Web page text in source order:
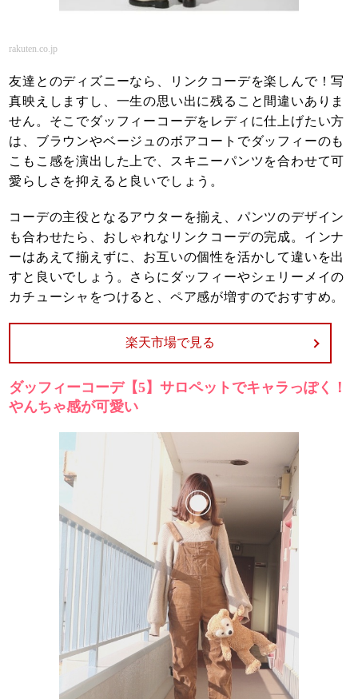
rakuten.co.jp
友達とのディズニーなら、リンクコーデを楽しんで！写
真映えしますし、一生の思い出に残ること間違いありま
せん。そこでダッフィーコーデをレディに仕上げたい方
は、ブラウンやベージュのボアコートでダッフィーのも
こもこ感を演出した上で、スキニーパンツを合わせて可
愛らしさを抑えると良いでしょう。
コーデの主役となるアウターを揃え、パンツのデザイン
も合わせたら、おしゃれなリンクコーデの完成。インナ
ーはあえて揃えずに、お互いの個性を活かして違いを出
すと良いでしょう。さらにダッフィーやシェリーメイの
カチューシャをつけると、ペア感が増すのでおすすめ。
楽天市場で見る
ダッフィーコーデ【5】サロペットでキャラっぽく！
やんちゃ感が可愛い